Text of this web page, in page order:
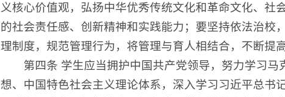
义核心价值观，弘扬中华优秀传统文化和革命文化、社
的社会责任感、创新精神和实践能力；要坚持依法治校
理制度，规范管理行为，将管理与育人相结合，不断提
第四条 学生应当拥护中国共产党领导，努力学习马
想、中国特色社会主义理论体系，深入学习习近平总书